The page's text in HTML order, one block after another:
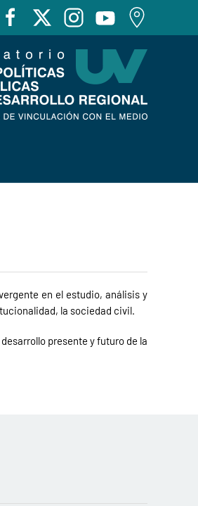
en el estudio, análisis y
la sociedad civil.
presente y futuro de la